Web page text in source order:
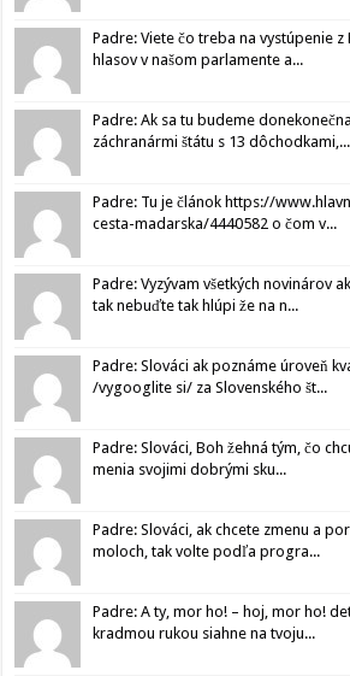
Padre: Viete čo treba na vystúpenie z
hlasov v našom parlamente a...
Padre: Ak sa tu budeme
záchranármi štátu s 13 dôchodkami,...
Padre: Tu je článok https://
cesta-madarska/4440582 o čom v...
Padre: Vyzývam všetkých novinárov
tak nebuďte tak hlúpi že na n...
Padre: Slováci ak poznáme úroveň
/vygooglite si/ za Slovenského št...
Padre: Slováci, Boh žehná tým, čo
menia svojimi dobrými sku...
Padre: Slováci, ak chcete zmenu a
moloch, tak volte podľa progra...
Padre: A ty, mor ho! – hoj, mor ho!
kradmou rukou siahne na tvoju...